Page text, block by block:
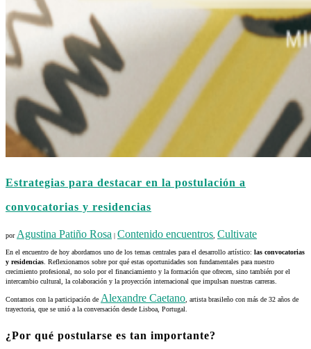
Estrategias para destacar en la postulación a
convocatorias y residencias
por Agustina Patiño Rosa | Contenido encuentros Cultivate
En el encuentro de hoy abordamos uno de los temas centrales para el desarrollo artístico: las convocatorias
y residencias . Reflexionamos sobre por qué estas oportunidades son fundamentales para nuestro
crecimiento profesional, no solo por el financiamiento y la formación que ofrecen, sino también por el
intercambio cultural, la colaboración y la proyección internacional que impulsan nuestras carreras.
Contamos con la participación de Alexandre Caetano , artista brasileño con más de 32 años de
trayectoria, que se unió a la conversación desde Lisboa, Portugal.
¿Por qué postularse es tan importante?